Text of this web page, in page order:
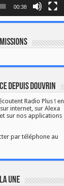
00:38
depuis Douvrin
Radio Plus ! en
internet, sur Alexa
sur nos applications
par téléphone au
une